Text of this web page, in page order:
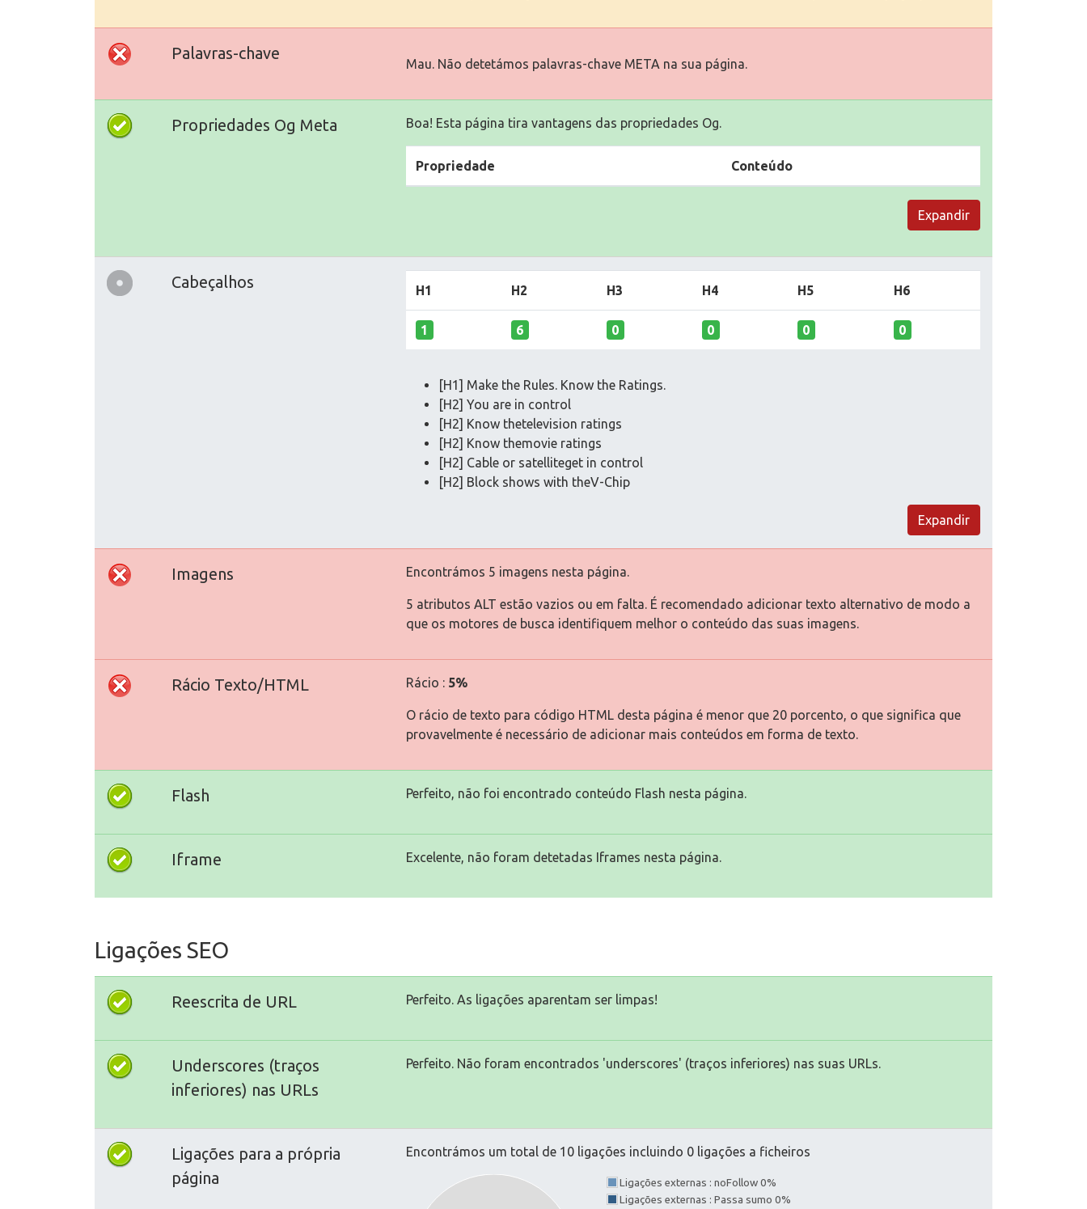
Palavras-chave
Mau. Não detetámos palavras-chave META na sua página.
Propriedades Og Meta Boa! Esta página tira vantagens das propriedades Og.
Propriedade Conteúdo
Expandir
Cabeçalhos H1 H2 H3 H4 H5 H6
1 6 0 0 0 0
[H1] Make the Rules. Know the Ratings.
[H2] You are in control
[H2] Know thetelevision ratings
[H2] Know themovie ratings
[H2] Cable or satelliteget in control
[H2] Block shows with theV-Chip
Expandir
Imagens Encontrámos 5 imagens nesta página.
5 atributos ALT estão vazios ou em falta. É recomendado adicionar texto alternativo de modo a
que os motores de busca identifiquem melhor o conteúdo das suas imagens.
Rácio Texto/HTML Rácio : 5%
O rácio de texto para código HTML desta página é menor que 20 porcento, o que significa que
provavelmente é necessário de adicionar mais conteúdos em forma de texto.
Flash Perfeito, não foi encontrado conteúdo Flash nesta página.
Iframe Excelente, não foram detetadas Iframes nesta página.
Ligações SEO
Reescrita de URL Perfeito. As ligações aparentam ser limpas!
Underscores (traços
inferiores) nas URLs
Perfeito. Não foram encontrados 'underscores' (traços inferiores) nas suas URLs.
Ligações para a própria
página
Encontrámos um total de 10 ligações incluindo 0 ligações a ficheiros
Ligações externas : noFollow 0%
Ligações externas : Passa sumo 0%